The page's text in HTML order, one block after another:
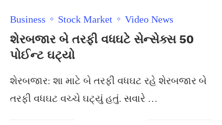
Business Stock Market Video News
શેરબજાર બે તરફી વધઘટે સેન્સેક્સ 50
પોઈન્ટ ઘટ્યો
શેરબજાર: શા માટે બે તરફી વધઘટ રહે શેરબજાર બે
તરફી વધઘટ વચ્ચે ઘટ્યું હતું. સવારે …